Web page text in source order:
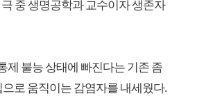
중 생명공학과 교수이자 생존자
제 불능 상태에 빠진다는 기존 좀
로 움직이는 감염자를 내세웠다.